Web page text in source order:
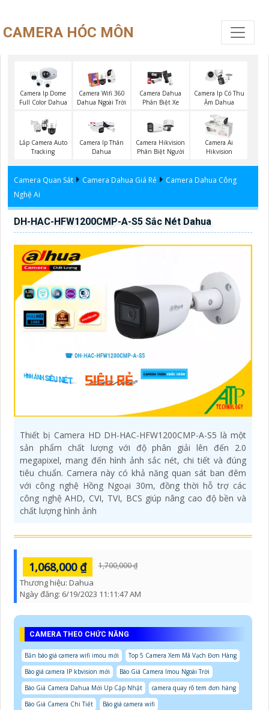
CAMERA HÓC MÔN
Camera Ip Dome
Full Color Dahua
Camera Wifi 360
Dahua Ngoài Trời
Camera Dahua
Phân Biệt Xe
Camera Ip Có Thu
Ậm Dahua
Lắp Camera Auto
Tracking
Camera Ip Thân
Dahua
Camera Hikvision
Phân Biệt Người
Camera Ai
Hikvision
Camera Quan Sát Camera Dahua Giá Rẻ
Camera Dahua Công
Nghệ Ai
DH-HAC-HFW1200CMP-A-S5 Sắc Nét Dahua
Thiết bị Camera HD DH-HAC-HFW1200CMP-A-S5 là một
sản phẩm chất lượng với độ phân giải lên đến 2.0
megapixel, mang đến hình ảnh sắc nét, chi tiết và đúng
tiêu chuẩn. Camera này có khả năng quan sát ban đêm
với công nghệ Hồng Ngoại 30m, đồng thời hỗ trợ các
công nghệ AHD, CVI, TVI, BCS giúp nâng cao độ bền và
chất lượng hình ảnh
1,068,000 ₫ 1,700,000 ₫
Thương hiệu: Dahua
Ngày đăng: 6/19/2023 11:11:47 AM
CAMERA THEO CHỨC NĂNG
Bản báo giá camera wifi imou mới
Top 5 Camera Xem Mã Vạch Đơn Hàng
Báo giá camera IP kbvision mới
Báo Giá Camera Imou Ngoài Trời
Báo Giá Camera Dahua Mới Up Cập Nhật
camera quay rõ tem đơn hàng
Báo Giá Camera Chi Tiết
Báo giá camera wifi